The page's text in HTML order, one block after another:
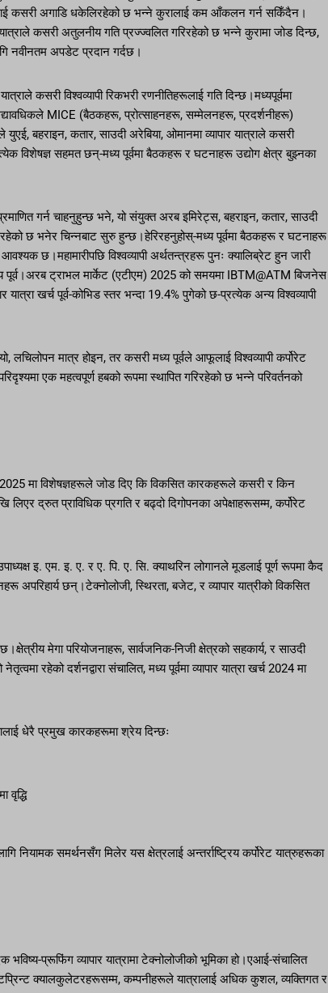
कसरी अगाडि धकेलिरहेको छ भन्ने कुरालाई कम आँकलन गर्न सकिँदैन।
कसरी अतुलनीय गति प्रज्ज्वलित गरिरहेको छ भन्ने कुरामा जोड दिन्छ,
नवीनतम अपडेट प्रदान गर्दछ।
कसरी विश्वव्यापी रिकभरी रणनीतिहरूलाई गति दिन्छ।मध्यपूर्वमा
MICE (बैठकहरू, प्रोत्साहनहरू, सम्मेलनहरू, प्रदर्शनीहरू)
बहराइन, कतार, साउदी अरेबिया, ओमानमा व्यापार यात्राले कसरी
विशेषज्ञ सहमत छन्-मध्य पूर्वमा बैठकहरू र घटनाहरू उद्योग क्षेत्र बुझ्नका
गर्न चाहनुहुन्छ भने, यो संयुक्त अरब इमिरेट्स, बहराइन, कतार, साउदी
छ भनेर चिन्नबाट सुरु हुन्छ।हेरिरहनुहोस्-मध्य पूर्वमा बैठकहरू र घटनाहरू
छ।महामारीपछि विश्वव्यापी अर्थतन्त्रहरू पुनः क्यालिब्रेट हुन जारी
पूर्व।अरब ट्राभल मार्केट (एटीएम) 2025 को समयमा IBTM@ATM बिजनेस
खर्च पूर्व-कोभिड स्तर भन्दा 19.4% पुगेको छ-प्रत्येक अन्य विश्वव्यापी
मात्र होइन, तर कसरी मध्य पूर्वले आफूलाई विश्वव्यापी कर्पोरेट
एक महत्वपूर्ण हबको रूपमा स्थापित गरिरहेको छ भन्ने परिवर्तनको
2025 मा विशेषज्ञहरूले जोड दिए कि विकसित कारकहरूले कसरी र किन
द्रुत प्राविधिक प्रगति र बढ्दो दिगोपनका अपेक्षाहरूसम्म, कर्पोरेट
इ. एम. इ. ए. र ए. पि. ए. सि. क्याथरिन लोगानले मूडलाई पूर्ण रूपमा कैद
अपरिहार्य छन्।टेक्नोलोजी, स्थिरता, बजेट, र व्यापार यात्रीको विकसित
मेगा परियोजनाहरू, सार्वजनिक-निजी क्षेत्रको सहकार्य, र साउदी
रहेको दर्शनद्वारा संचालित, मध्य पूर्वमा व्यापार यात्रा खर्च 2024 मा
धेरै प्रमुख कारकहरूमा श्रेय दिन्छः
वृद्धि
नियामक समर्थनसँग मिलेर यस क्षेत्रलाई अन्तर्राष्ट्रिय कर्पोरेट यात्रुहरूका
प्रूफिंग व्यापार यात्रामा टेक्नोलोजीको भूमिका हो।एआई-संचालित
क्यालकुलेटरहरूसम्म, कम्पनीहरूले यात्रालाई अधिक कुशल, व्यक्तिगत र